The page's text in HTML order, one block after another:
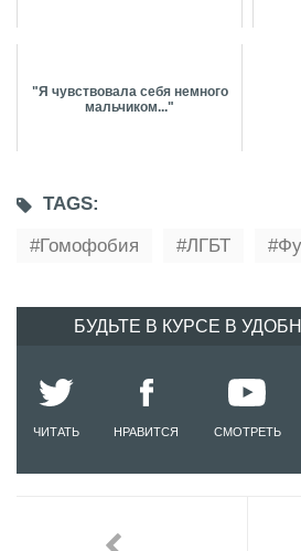
"Я чувствовала себя немного
мальчиком..."
TAGS:
Гомофобия
ЛГБТ
БУДЬТЕ В КУРСЕ В
ЧИТАТЬ НРАВИТСЯ СМОТРЕТЬ